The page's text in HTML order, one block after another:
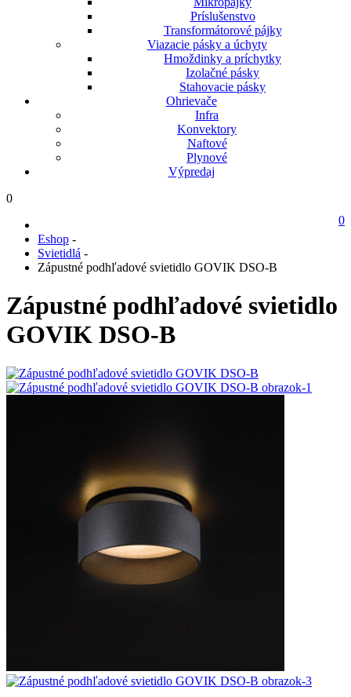
Príslušenstvo
Transformátorové pájky
Viazacie pásky a úchyty
Hmoždinky a príchytky
Izolačné pásky
Stahovacie pásky
Ohrievače
Infra
Konvektory
Naftové
Plynové
Výpredaj
0
0
Eshop -
Svietidlá -
Zápustné podhľadové svietidlo GOVIK DSO-B
Zápustné podhľadové svietidlo
GOVIK DSO-B